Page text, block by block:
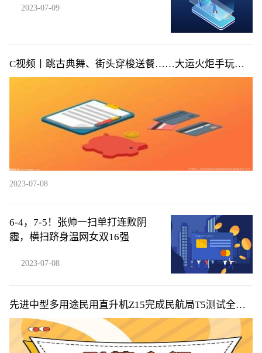
2023-07-09
C视频丨跳古典舞、街头穿梭送餐……大运火炬手玩转
花式“交接”
2023-07-08
6-4，7-5！张帅一扫单打连败阴
霾，横扫跻身温网女双16强
2023-07-08
先进中型多用途民用直升机Z15完成民航局T5测试全部
训练科目